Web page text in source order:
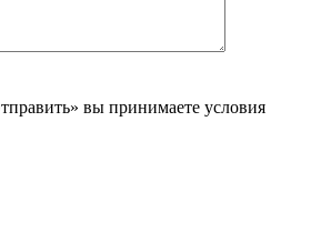
вы принимаете условия